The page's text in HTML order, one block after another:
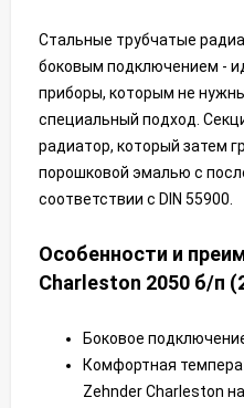
Стальные трубчатые
боковым подключением -
приборы, которым не
специальный подход.
радиатор, который затем
порошковой эмалью с
соответствии с DIN 55900.
Особенности и
Charleston 2050 б/п
Боковое
Комфортная
Zehnder Charleston